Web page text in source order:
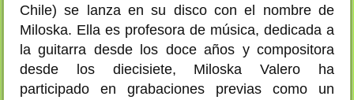
Chile) se lanza en su disco con el nombre de
Miloska. Ella es profesora de música, dedicada a
la guitarra desde los doce años y compositora
desde los diecisiete, Miloska Valero ha
participado en grabaciones previas como un